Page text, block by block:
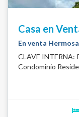
Casa en
En venta
CLAVE INTERNA:
Condominio